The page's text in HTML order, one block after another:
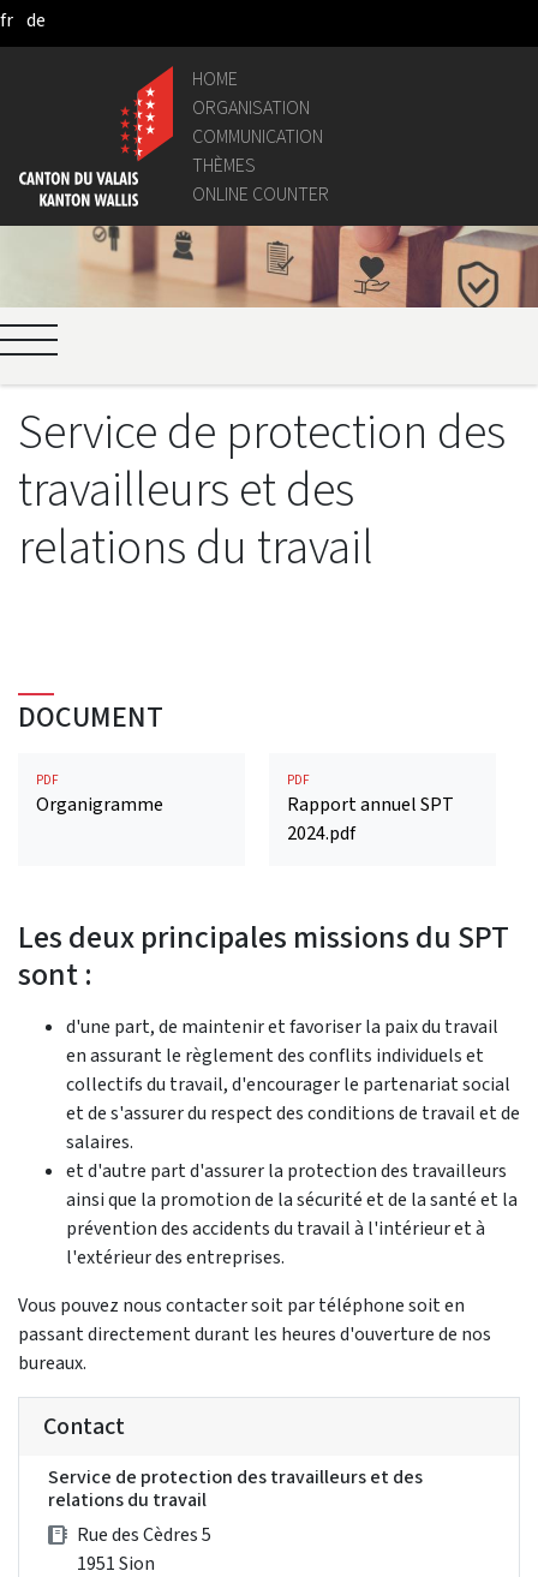
Skip to Main Content
fr de
HOME
ORGANISATION
COMMUNICATION
THÈMES
ONLINE COUNTER
Service de protection des
travailleurs et des
relations du travail
DOCUMENT
PDF
Organigramme
PDF
Rapport annuel SPT
2024.pdf
Les deux principales missions du SPT
sont :
d'une part, de maintenir et favoriser la paix du travail
en assurant le règlement des conflits individuels et
collectifs du travail, d'encourager le partenariat social
et de s'assurer du respect des conditions de travail et de
salaires.
et d'autre part d'assurer la protection des travailleurs
ainsi que la promotion de la sécurité et de la santé et la
prévention des accidents du travail à l'intérieur et à
l'extérieur des entreprises.
Vous pouvez nous contacter soit par téléphone soit en
passant directement durant les heures d'ouverture de nos
bureaux.
Contact
Service de protection des travailleurs et des
relations du travail
Rue des Cèdres 5
1951 Sion